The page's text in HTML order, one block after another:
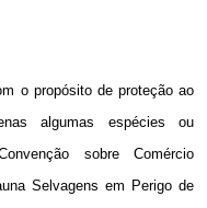
o propósito de proteção ao
algumas espécies ou
sobre Comércio
Selvagens em Perigo de